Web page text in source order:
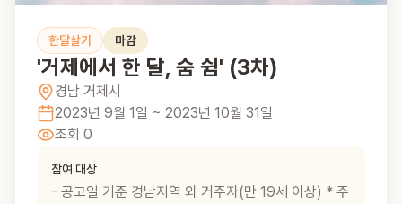
한달살기 마감
'거제에서 한 달, 숨 쉼' (3차)
경남 거제시
2023년 9월 1일 ~ 2023년 10월 31일
조회 0
참여 대상
- 공고일 기준 경남지역 외 거주자(만 19세 이상) * 주